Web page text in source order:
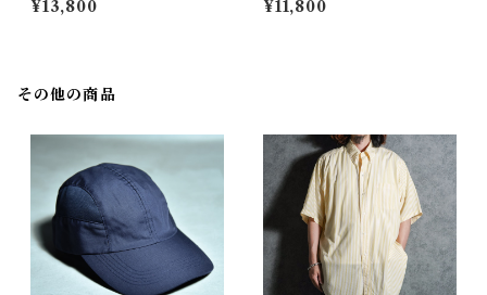
e in Italy プリンシペ ヴィン
¥13,800
PANT Gray ラルフローレン
¥11,800
その他の商品